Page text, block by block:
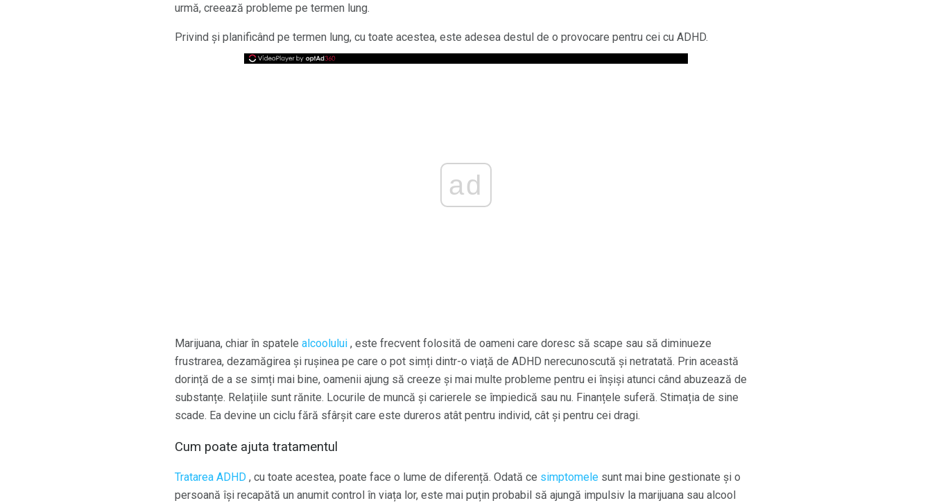
urmă, creează probleme pe termen lung.
Privind și planificând pe termen lung, cu toate acestea, este adesea destul de o provocare pentru cei cu ADHD.
ad
Marijuana, chiar în spatele alcoolului , este frecvent folosită de oameni care doresc să scape sau să diminueze
frustrarea, dezamăgirea și rușinea pe care o pot simți dintr-o viață de ADHD nerecunoscută și netratată. Prin această
dorință de a se simți mai bine, oamenii ajung să creeze și mai multe probleme pentru ei înșiși atunci când abuzează de
substanțe. Relațiile sunt rănite. Locurile de muncă și carierele se împiedică sau nu. Finanțele suferă. Stimația de sine
scade. Ea devine un ciclu fără sfârșit care este dureros atât pentru individ, cât și pentru cei dragi.
Cum poate ajuta tratamentul
Tratarea ADHD , cu toate acestea, poate face o lume de diferență. Odată ce simptomele sunt mai bine gestionate și o
persoană își recapătă un anumit control în viața lor, este mai puțin probabil să ajungă impulsiv la marijuana sau alcool